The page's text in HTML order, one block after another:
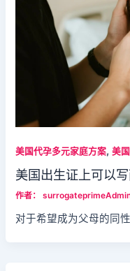
美国代孕多元家庭方案,美
美国出生证上可以
作者：
对于希望成为父母的同